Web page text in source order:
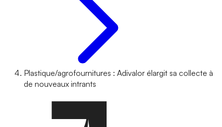
Plastique/agrofournitures : Adivalor élargit sa collecte à
de nouveaux intrants